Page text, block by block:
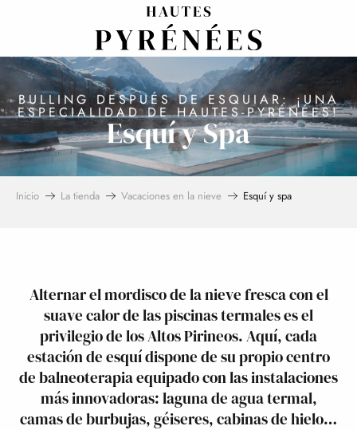
principal
BULLING DESPUÉS DE ESQUIAR: ¡UNA
ESPECIALIDAD DE HAUTES-PYRÉNÉES!
Esquí y Spa
Inicio La tienda Vacaciones en la nieve Esquí y spa
Alternar el mordisco de la nieve fresca con el
suave calor de las piscinas termales es el
privilegio de los Altos Pirineos. Aquí, cada
estación de esquí dispone de su propio centro
de balneoterapia equipado con las instalaciones
más innovadoras: laguna de agua termal,
camas de burbujas, géiseres, cabinas de hielo…